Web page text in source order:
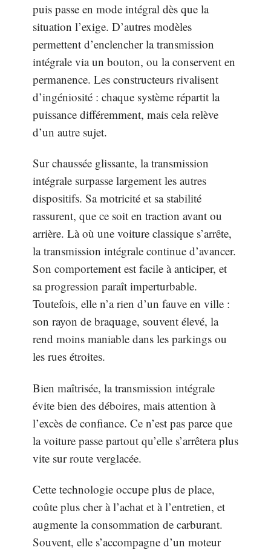
puis passe en mode intégral dès que la
situation l’exige. D’autres modèles
permettent d’enclencher la transmission
intégrale via un bouton, ou la conservent en
permanence. Les constructeurs rivalisent
d’ingéniosité : chaque système répartit la
puissance différemment, mais cela relève
d’un autre sujet.
Sur chaussée glissante, la transmission
intégrale surpasse largement les autres
dispositifs. Sa motricité et sa stabilité
rassurent, que ce soit en traction avant ou
arrière. Là où une voiture classique s’arrête,
la transmission intégrale continue d’avancer.
Son comportement est facile à anticiper, et
sa progression paraît imperturbable.
Toutefois, elle n’a rien d’un fauve en ville :
son rayon de braquage, souvent élevé, la
rend moins maniable dans les parkings ou
les rues étroites.
Bien maîtrisée, la transmission intégrale
évite bien des déboires, mais attention à
l’excès de confiance. Ce n’est pas parce que
la voiture passe partout qu’elle s’arrêtera plus
vite sur route verglacée.
Cette technologie occupe plus de place,
coûte plus cher à l’achat et à l’entretien, et
augmente la consommation de carburant.
Souvent, elle s’accompagne d’un moteur